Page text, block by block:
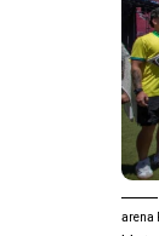
arena